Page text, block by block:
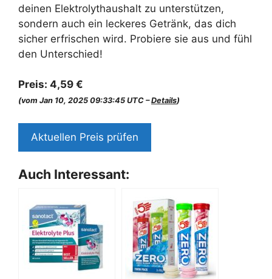
deinen Elektrolythaushalt zu unterstützen,
sondern auch ein leckeres Getränk, das dich
sicher erfrischen wird. Probiere sie aus und fühl
den Unterschied!
Preis: 4,59 €
(vom Jan 10, 2025 09:33:45 UTC –Details)
Aktuellen Preis prüfen
Auch Interessant: